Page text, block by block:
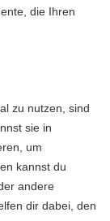
die Ihren
zu nutzen, sind
sie in
um
kannst du
andere
dir dabei, den